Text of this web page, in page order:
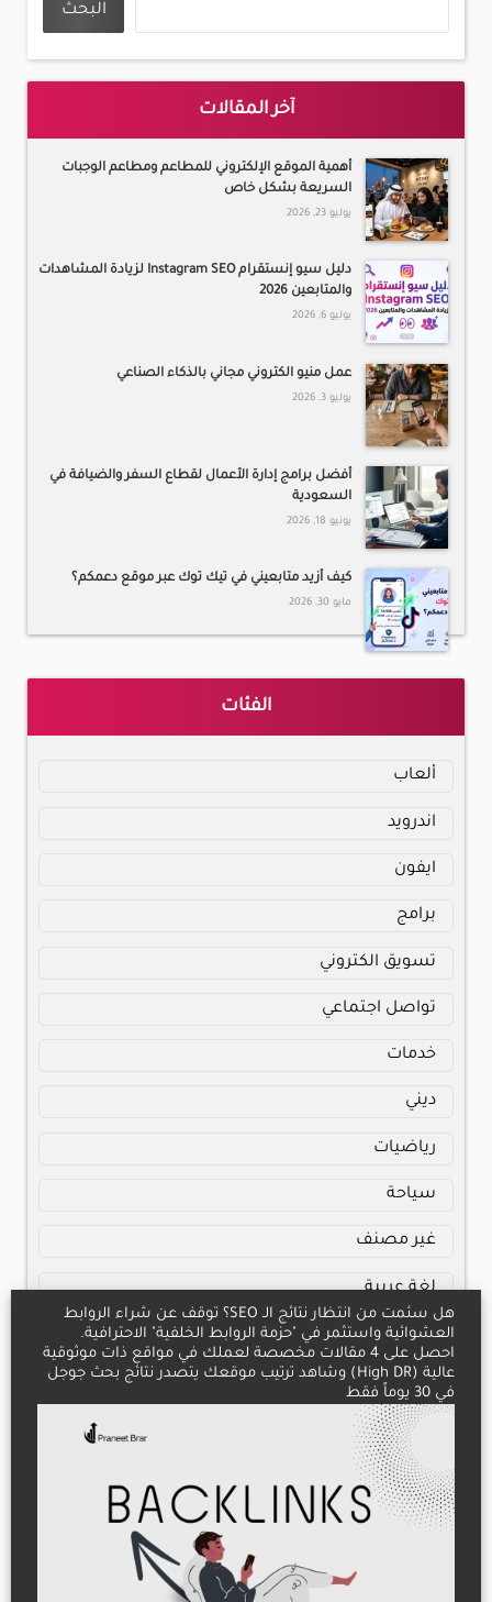
البحث
آخر المقالات
أهمية الموقع الإلكتروني للمطاعم ومطاعم الوجبات
السريعة بشكل خاص
يوليو 23, 2026
دليل سيو إنستقرام Instagram SEO لزيادة المشاهدات
والمتابعين 2026
يوليو 6, 2026
عمل منيو الكتروني مجاني بالذكاء الصناعي
يوليو 3, 2026
أفضل برامج إدارة الأعمال لقطاع السفر والضيافة في
السعودية
يونيو 18, 2026
كيف أزيد متابعيني في تيك توك عبر موقع دعمكم؟
مايو 30, 2026
الفئات
ألعاب
اندرويد
ايفون
برامج
تسويق الكتروني
تواصل اجتماعي
خدمات
ديني
رياضيات
سياحة
غير مصنف
لغة عربية
مال
ويب
مواقع صديقة